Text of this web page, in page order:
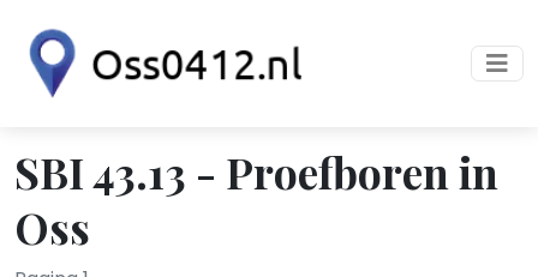
SBI 43.13 - Proefboren in
Oss